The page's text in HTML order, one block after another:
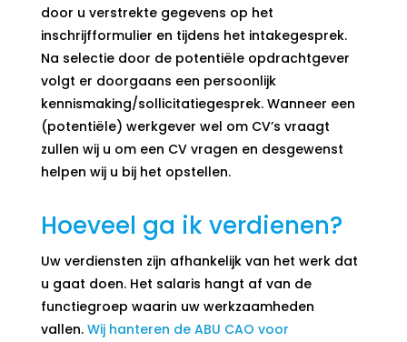
door u verstrekte gegevens op het
inschrijfformulier en tijdens het intakegesprek.
Na selectie door de potentiële opdrachtgever
volgt er doorgaans een persoonlijk
kennismaking/sollicitatiegesprek. Wanneer een
(potentiële) werkgever wel om CV’s vraagt
zullen wij u om een CV vragen en desgewenst
helpen wij u bij het opstellen.
Hoeveel ga ik verdienen?
Uw verdiensten zijn afhankelijk van het werk dat
u gaat doen. Het salaris hangt af van de
functiegroep waarin uw werkzaamheden
vallen. Wij hanteren de ABU CAO voor